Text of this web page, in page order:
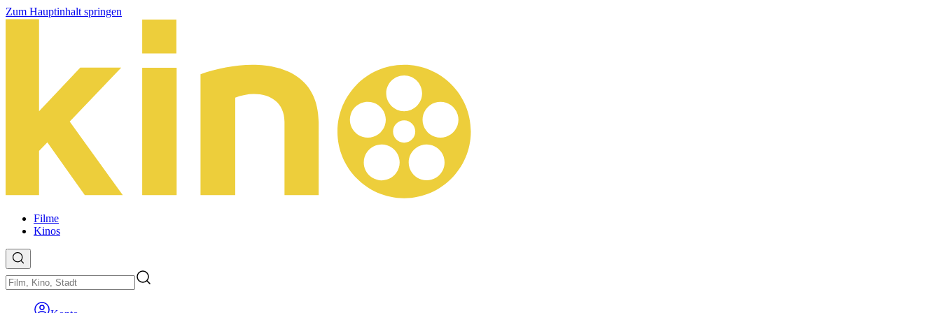
Zum Hauptinhalt springen
Filme
Kinos